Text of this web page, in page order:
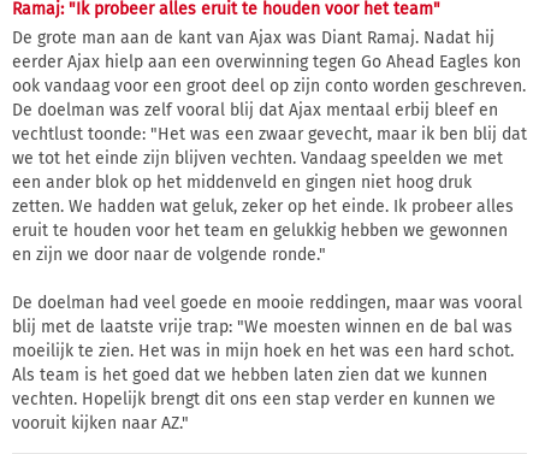
Ramaj: "Ik probeer alles eruit te houden voor het team"
De grote man aan de kant van Ajax was Diant Ramaj. Nadat hij
eerder Ajax hielp aan een overwinning tegen Go Ahead Eagles kon
ook vandaag voor een groot deel op zijn conto worden geschreven.
De doelman was zelf vooral blij dat Ajax mentaal erbij bleef en
vechtlust toonde: "Het was een zwaar gevecht, maar ik ben blij dat
we tot het einde zijn blijven vechten. Vandaag speelden we met
een ander blok op het middenveld en gingen niet hoog druk
zetten. We hadden wat geluk, zeker op het einde. Ik probeer alles
eruit te houden voor het team en gelukkig hebben we gewonnen
en zijn we door naar de volgende ronde."
De doelman had veel goede en mooie reddingen, maar was vooral
blij met de laatste vrije trap: "We moesten winnen en de bal was
moeilijk te zien. Het was in mijn hoek en het was een hard schot.
Als team is het goed dat we hebben laten zien dat we kunnen
vechten. Hopelijk brengt dit ons een stap verder en kunnen we
vooruit kijken naar AZ."